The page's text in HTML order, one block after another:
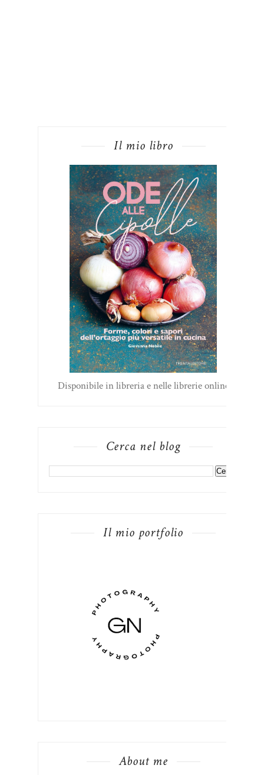
Il mio libro
Disponibile in libreria e nelle librerie online
Cerca nel blog
Il mio portfolio
About me